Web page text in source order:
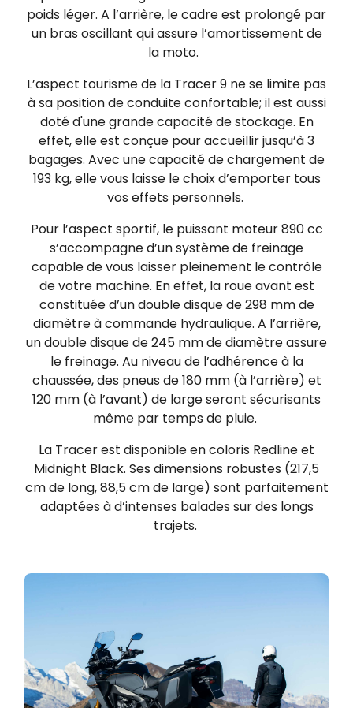
poids léger. A l’arrière, le cadre est prolongé par
un bras oscillant qui assure l’amortissement de
la moto.
L’aspect tourisme de la Tracer 9 ne se limite pas
à sa position de conduite confortable; il est aussi
doté d'une grande capacité de stockage. En
effet, elle est conçue pour accueillir jusqu’à 3
bagages. Avec une capacité de chargement de
193 kg, elle vous laisse le choix d’emporter tous
vos effets personnels.
Pour l’aspect sportif, le puissant moteur 890 cc
s’accompagne d’un système de freinage
capable de vous laisser pleinement le contrôle
de votre machine. En effet, la roue avant est
constituée d’un double disque de 298 mm de
diamètre à commande hydraulique. A l’arrière,
un double disque de 245 mm de diamètre assure
le freinage. Au niveau de l’adhérence à la
chaussée, des pneus de 180 mm (à l’arrière) et
120 mm (à l’avant) de large seront sécurisants
même par temps de pluie.
La Tracer est disponible en coloris Redline et
Midnight Black. Ses dimensions robustes (217,5
cm de long, 88,5 cm de large) sont parfaitement
adaptées à d’intenses balades sur des longs
trajets.